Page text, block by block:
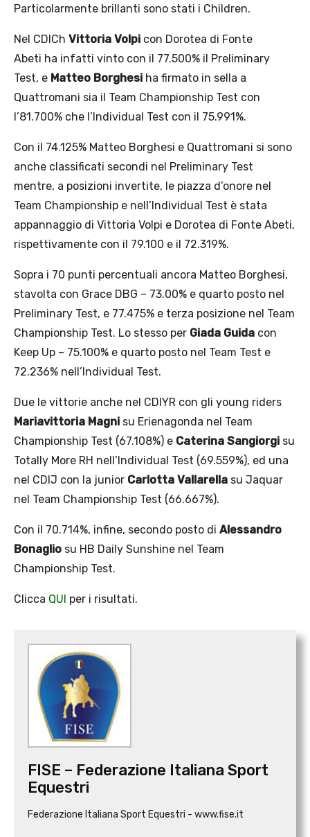
Particolarmente brillanti sono stati i Children.
Nel CDICh Vittoria Volpi con Dorotea di Fonte
Abeti ha infatti vinto con il 77.500% il Preliminary
Test, e Matteo Borghesi ha firmato in sella a
Quattromani sia il Team Championship Test con
l’81.700% che l’Individual Test con il 75.991%.
Con il 74.125% Matteo Borghesi e Quattromani si sono
anche classificati secondi nel Preliminary Test
mentre, a posizioni invertite, le piazza d’onore nel
Team Championship e nell’Individual Test è stata
appannaggio di Vittoria Volpi e Dorotea di Fonte Abeti,
rispettivamente con il 79.100 e il 72.319%.
Sopra i 70 punti percentuali ancora Matteo Borghesi,
stavolta con Grace DBG – 73.00% e quarto posto nel
Preliminary Test, e 77.475% e terza posizione nel Team
Championship Test. Lo stesso per Giada Guida con
Keep Up – 75.100% e quarto posto nel Team Test e
72.236% nell’Individual Test.
Due le vittorie anche nel CDIYR con gli young riders
Mariavittoria Magni su Erienagonda nel Team
Championship Test (67.108%) e Caterina Sangiorgi su
Totally More RH nell’Individual Test (69.559%), ed una
nel CDIJ con la junior Carlotta Vallarella su Jaquar
nel Team Championship Test (66.667%).
Con il 70.714%, infine, secondo posto di Alessandro
Bonaglio su HB Daily Sunshine nel Team
Championship Test.
Clicca QUI per i risultati.
FISE – Federazione Italiana Sport
Equestri
Federazione Italiana Sport Equestri - www.fise.it